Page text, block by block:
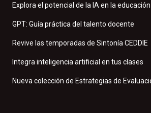
Explora el potencial de la IA en la educación
GPT: Guía práctica del talento docente
Revive las temporadas de Sintonía CEDDIE
Integra inteligencia artificial en tus clases
Nueva colección de Estrategias de